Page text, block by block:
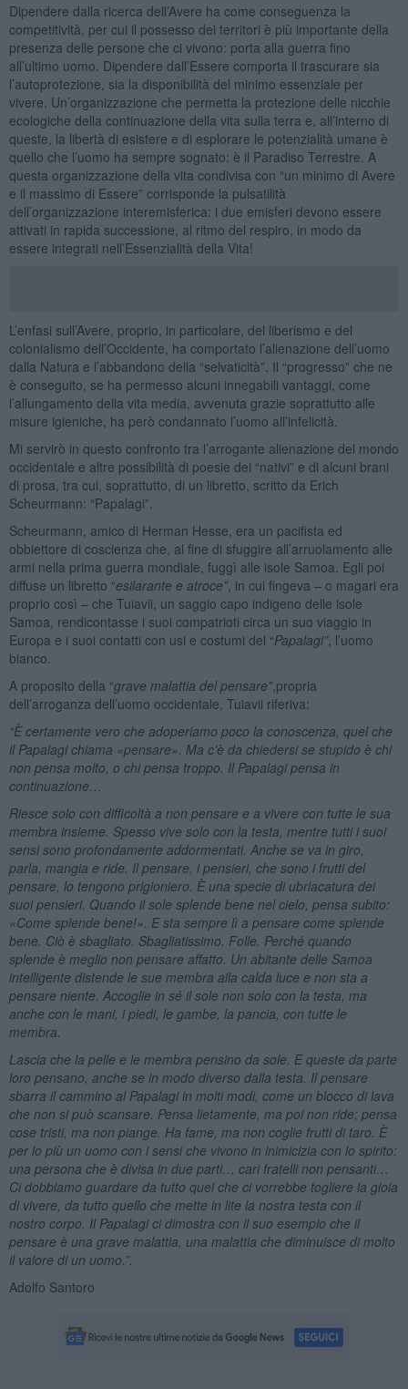
Dipendere dalla ricerca dell’Avere ha come conseguenza la
competitività, per cui il possesso dei territori è più importante della
presenza delle persone che ci vivono: porta alla guerra fino
all’ultimo uomo. Dipendere dall’Essere comporta il trascurare sia
l’autoprotezione, sia la disponibilità del minimo essenziale per
vivere. Un’organizzazione che permetta la protezione delle nicchie
ecologiche della continuazione della vita sulla terra e, all’interno di
queste, la libertà di esistere e di esplorare le potenzialità umane è
quello che l’uomo ha sempre sognato: è il Paradiso Terrestre. A
questa organizzazione della vita condivisa con “un minimo di Avere
e il massimo di Essere” corrisponde la pulsatilità
dell’organizzazione interemisferica: i due emisferi devono essere
attivati in rapida successione, al ritmo del respiro, in modo da
essere integrati nell’Essenzialità della Vita!
L’enfasi sull’Avere, proprio, in particolare, del liberismo e del
colonialismo dell’Occidente, ha comportato l’alienazione dell’uomo
dalla Natura e l’abbandono della “selvaticità”. Il “progresso” che ne
è conseguito, se ha permesso alcuni innegabili vantaggi, come
l’allungamento della vita media, avvenuta grazie soprattutto alle
misure igieniche, ha però condannato l’uomo all’infelicità.
Mi servirò in questo confronto tra l’arrogante alienazione del mondo
occidentale e altre possibilità di poesie dei “nativi” e di alcuni brani
di prosa, tra cui, soprattutto, di un libretto, scritto da Erich
Scheurmann: “Papalagi”.
Scheurmann, amico di Herman Hesse, era un pacifista ed
obbiettore di coscienza che, al fine di sfuggire all’arruolamento alle
armi nella prima guerra mondiale, fuggì alle isole Samoa. Egli poi
diffuse un libretto “esilarante e atroce”, in cui fingeva – o magari era
proprio così – che Tuiavii, un saggio capo indigeno delle isole
Samoa, rendicontasse i suoi compatrioti circa un suo viaggio in
Europa e i suoi contatti con usi e costumi del “Papalagi”, l’uomo
bianco.
A proposito della “grave malattia del pensare”,propria
dell’arroganza dell’uomo occidentale, Tuiavii riferiva:
“È certamente vero che adoperiamo poco la conoscenza, quel che
il Papalagi chiama «pensare». Ma c’è da chiedersi se stupido è chi
non pensa molto, o chi pensa troppo. Il Papalagi pensa in
continuazione…
Riesce solo con difficoltà a non pensare e a vivere con tutte le sua
membra insieme. Spesso vive solo con la testa, mentre tutti i suoi
sensi sono profondamente addormentati. Anche se va in giro,
parla, mangia e ride. Il pensare, i pensieri, che sono i frutti del
pensare, lo tengono prigioniero. È una specie di ubriacatura dei
suoi pensieri. Quando il sole splende bene nel cielo, pensa subito:
«Come splende bene!». E sta sempre lì a pensare come splende
bene. Ciò è sbagliato. Sbagliatissimo. Folle. Perché quando
splende è meglio non pensare affatto. Un abitante delle Samoa
intelligente distende le sue membra alla calda luce e non sta a
pensare niente. Accoglie in sé il sole non solo con la testa, ma
anche con le mani, i piedi, le gambe, la pancia, con tutte le
membra.
Lascia che la pelle e le membra pensino da sole. E queste da parte
loro pensano, anche se in modo diverso dalla testa. Il pensare
sbarra il cammino al Papalagi in molti modi, come un blocco di lava
che non si può scansare. Pensa lietamente, ma poi non ride; pensa
cose tristi, ma non piange. Ha fame, ma non coglie frutti di taro. È
per lo più un uomo con i sensi che vivono in inimicizia con lo spirito:
una persona che è divisa in due parti… cari fratelli non pensanti…
Ci dobbiamo guardare da tutto quel che ci vorrebbe togliere la gioia
di vivere, da tutto quello che mette in lite la nostra testa con il
nostro corpo. Il Papalagi ci dimostra con il suo esempio che il
pensare è una grave malattia, una malattia che diminuisce di molto
il valore di un uomo.”.
Adolfo Santoro